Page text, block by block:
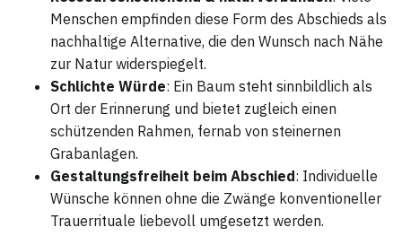
Menschen empfinden diese Form des Abschieds als
nachhaltige Alternative, die den Wunsch nach Nähe
zur Natur widerspiegelt.
Schlichte Würde: Ein Baum steht sinnbildlich als
Ort der Erinnerung und bietet zugleich einen
schützenden Rahmen, fernab von steinernen
Grabanlagen.
Gestaltungsfreiheit beim Abschied: Individuelle
Wünsche können ohne die Zwänge konventioneller
Trauerrituale liebevoll umgesetzt werden.